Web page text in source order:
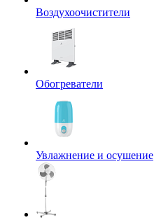
Воздухоочистители
Обогреватели
Увлажнение и осушение